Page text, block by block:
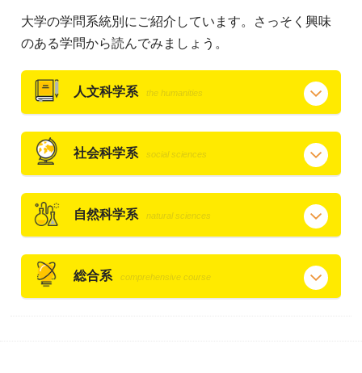
大学の学問系統別にご紹介しています。さっそく興味
のある学問から読んでみましょう。
人文科学系 the humanities
社会科学系 social sciences
自然科学系 natural sciences
総合系 comprehensive course